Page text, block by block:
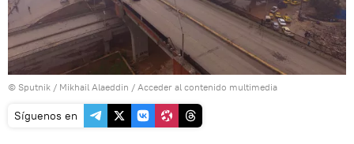
© Sputnik / Mikhail Alaeddin / Acceder al contenido multimedia
Síguenos en